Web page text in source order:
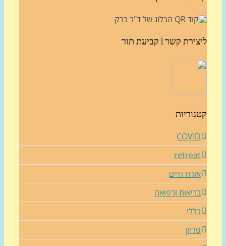
קשר | קביעת תור
חיים
ורפואה